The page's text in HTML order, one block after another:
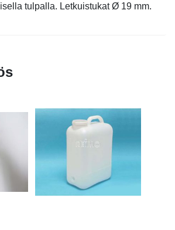
tulpalla. Letkuistukat Ø 19 mm.